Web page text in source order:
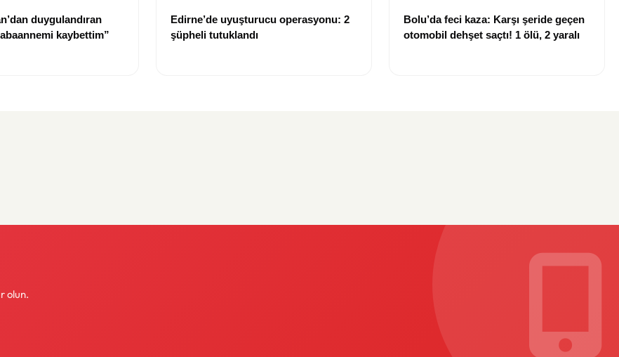
duygulandıran
kaybettim”
Edirne’de uyuşturucu operasyonu: 2
şüpheli tutuklandı
Bolu’da feci kaza: Karşı şeride geçen
otomobil dehşet saçtı! 1 ölü, 2 yaralı
olun.